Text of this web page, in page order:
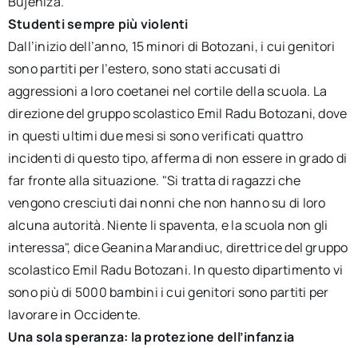
Studenti sempre più violenti
Dall’inizio dell’anno, 15 minori di Botozani, i cui genitori
sono partiti per l’estero, sono stati accusati di
aggressioni a loro coetanei nel cortile della scuola. La
direzione del gruppo scolastico Emil Radu Botozani, dove
in questi ultimi due mesi si sono verificati quattro
incidenti di questo tipo, afferma di non essere in grado di
far fronte alla situazione. "Si tratta di ragazzi che
vengono cresciuti dai nonni che non hanno su di loro
alcuna autorità. Niente li spaventa, e la scuola non gli
interessa", dice Geanina Marandiuc, direttrice del gruppo
scolastico Emil Radu Botozani. In questo dipartimento vi
sono più di 5000 bambini i cui genitori sono partiti per
lavorare in Occidente.
Una sola speranza: la protezione dell’infanzia